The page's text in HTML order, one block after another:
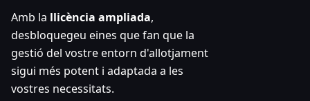
Amb la llicència ampliada,
desbloquegeu eines que fan que la
gestió del vostre entorn d'allotjament
sigui més potent i adaptada a les
vostres necessitats.